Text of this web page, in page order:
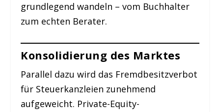
grundlegend wandeln – vom Buchhalter
zum echten Berater.
Konsolidierung des Marktes
Parallel dazu wird das Fremdbesitzverbot
für Steuerkanzleien zunehmend
aufgeweicht. Private-Equity-